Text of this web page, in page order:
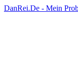
DanRei.De - Mein